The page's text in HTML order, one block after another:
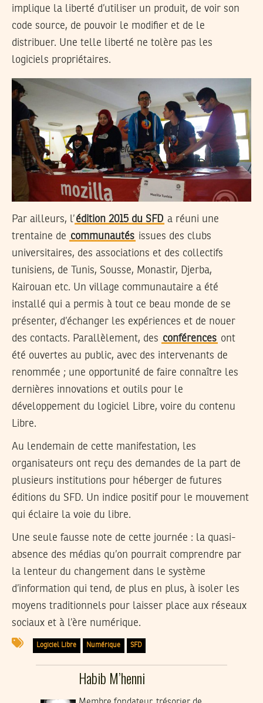
implique la liberté d’utiliser un produit, de voir son
code source, de pouvoir le modifier et de le
distribuer. Une telle liberté ne tolère pas les
logiciels propriétaires.
Par ailleurs, l’édition 2015 du SFD a réuni une
trentaine de communautés issues des clubs
universitaires, des associations et des collectifs
tunisiens, de Tunis, Sousse, Monastir, Djerba,
Kairouan etc. Un village communautaire a été
installé qui a permis à tout ce beau monde de se
présenter, d’échanger les expériences et de nouer
des contacts. Parallèlement, des conférences ont
été ouvertes au public, avec des intervenants de
renommée ; une opportunité de faire connaître les
dernières innovations et outils pour le
développement du logiciel Libre, voire du contenu
Libre.
Au lendemain de cette manifestation, les
organisateurs ont reçu des demandes de la part de
plusieurs institutions pour héberger de futures
éditions du SFD. Un indice positif pour le mouvement
qui éclaire la voie du libre.
Une seule fausse note de cette journée : la quasi-
absence des médias qu’on pourrait comprendre par
la lenteur du changement dans le système
d’information qui tend, de plus en plus, à isoler les
moyens traditionnels pour laisser place aux réseaux
sociaux et à l’ère numérique.
Logiciel Libre Numérique SFD
Habib M’henni